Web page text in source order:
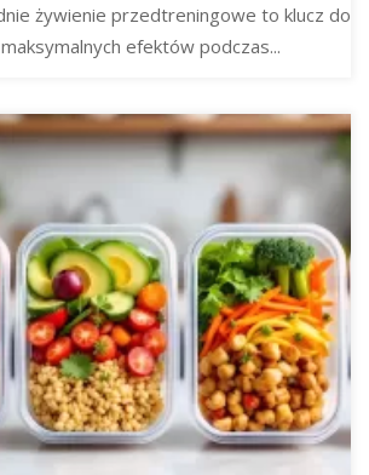
żywienie przedtreningowe to klucz do
efektów podczas...